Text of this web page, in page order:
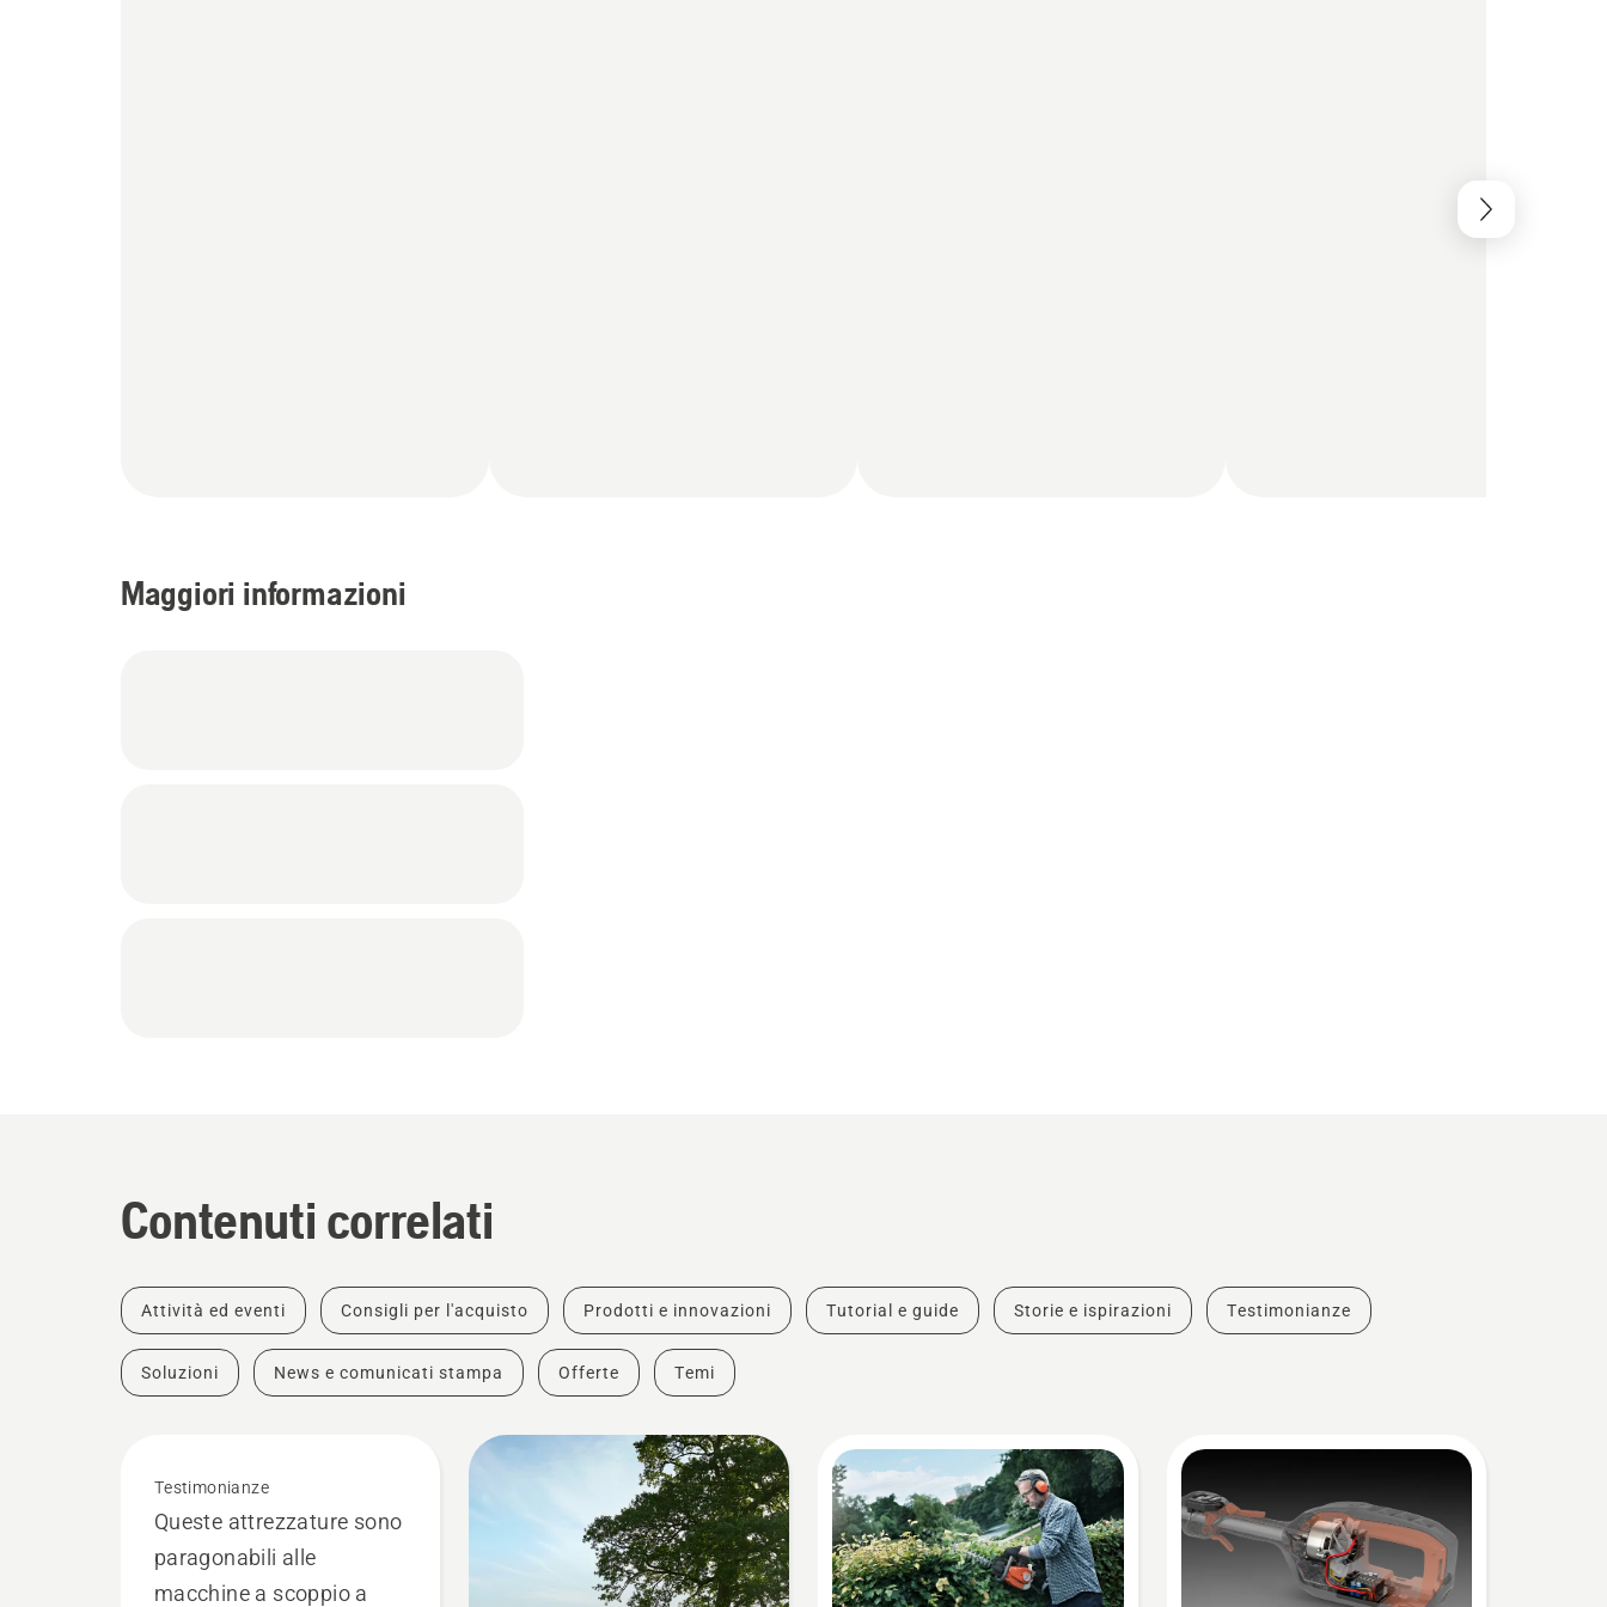
Maggiori informazioni
Contenuti correlati
Attività ed eventi Consigli per l'acquisto Prodotti e innovazioni Tutorial e guide Storie e ispirazioni Testimonianze
Soluzioni News e comunicati stampa Offerte Temi
Testimonianze
Queste attrezzature sono
paragonabili alle
macchine a scoppio a